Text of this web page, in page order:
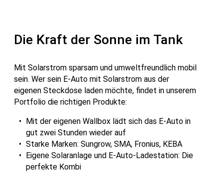
Die Kraft der Sonne im Tank
Mit Solarstrom sparsam und umweltfreundlich mobil
sein. Wer sein E-Auto mit Solarstrom aus der
eigenen Steckdose laden möchte, findet in unserem
Portfolio die richtigen Produkte:
Mit der eigenen Wallbox lädt sich das E-Auto in
gut zwei Stunden wieder auf
Starke Marken: Sungrow, SMA, Fronius, KEBA
Eigene Solaranlage und E-Auto-Ladestation: Die
perfekte Kombi